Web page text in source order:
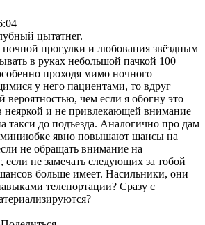
цытатнег.
ночной прогулки и любования звёздным
в руках небольшой пачкой 100
проходя мимо ночного
у него пациентами, то вдруг
вероятностью, чем если я обогну это
неяркой и не привлекающей внимание
такси до подъезда. Аналогично про дам
явно повышают шансы на
не обращать внимание на
если не замечать следующих за тобой
больше имеет. Насильники, они
телепортации? Сразу с